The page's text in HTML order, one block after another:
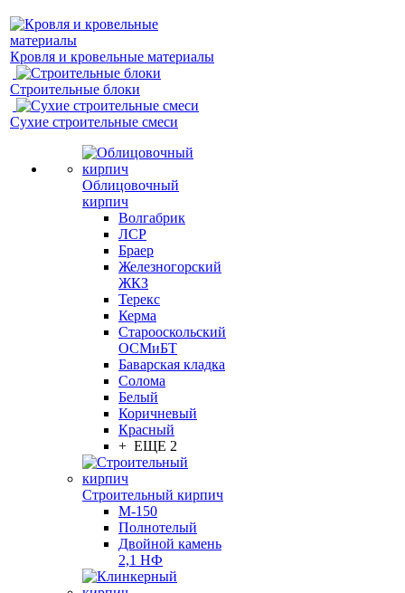
Кровля и кровельные материалы
Строительные блоки
Сухие строительные смеси
Облицовочный
кирпич
Волгабрик
ЛСР
Браер
Железногорский
ЖКЗ
Терекс
Керма
Старооскольский
ОСМиБТ
Баварская кладка
Солома
Белый
Коричневый
Красный
+ ЕЩЕ 2
Строительный кирпич
М-150
Полнотелый
Двойной камень
2,1 НФ